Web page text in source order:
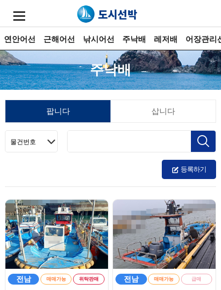
연안어선 근해어선 낚시어선 주낙배 레저배 어장관리
주낙배
팝니다 삽니다
등록하기
전남 매매가능 위탁판매 전남 매매가능 급매